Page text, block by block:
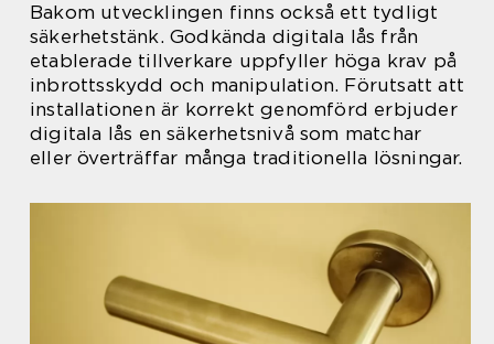
Bakom utvecklingen finns också ett tydligt
säkerhetstänk. Godkända digitala lås från
etablerade tillverkare uppfyller höga krav på
inbrottsskydd och manipulation. Förutsatt att
installationen är korrekt genomförd erbjuder
digitala lås en säkerhetsnivå som matchar
eller överträffar många traditionella lösningar.